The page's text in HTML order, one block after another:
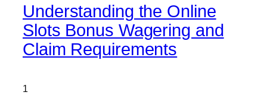
Understanding the Online
Slots Bonus Wagering and
Claim Requirements
1